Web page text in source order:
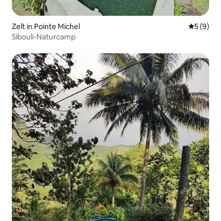
Zelt in Pointe Michel
5 (9)
Sibouli-Naturcamp